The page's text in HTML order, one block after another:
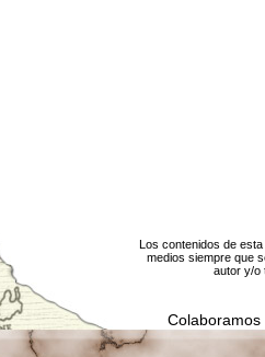
Los contenidos de
medios siempre que
autor y/o